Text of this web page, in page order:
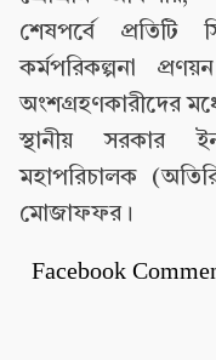
শেষপর্বে প্রতিটি
কর্মপরিকল্পনা
অংশগ্রহণকারীদের
স্থানীয় সরকার
মহাপরিচালক
মোজাফফর।
Facebook